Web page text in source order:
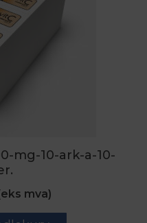
mg-10-ark-a-10-
mva)